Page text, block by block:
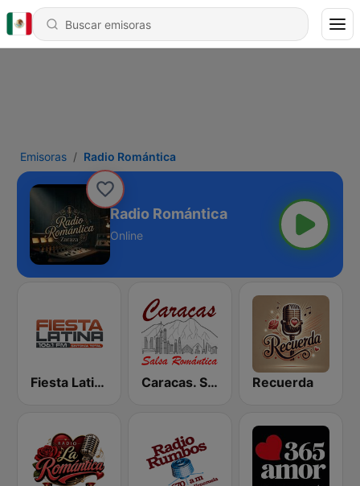
Emisoras Radio Romántica
Radio Romántica
Online
Fiesta Latina 106.1 FM Caracas. Salsa Romántica Recuerda